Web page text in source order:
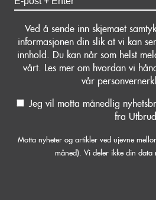
Ved å sende inn skjemaet
informasjonen din slik at vi kan
innhold. Du kan når som helst
vårt. Les mer om hvordan vi
vår
Jeg vil motta månedlig
fra
Motta nyheter og artikler ved ujevne
måned). Vi deler ikke din data